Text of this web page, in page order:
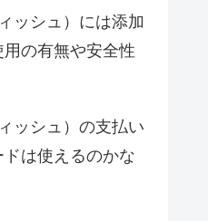
ッシュ）には添加
の有無や安全性
ッシュ）の支払い
は使えるのかな